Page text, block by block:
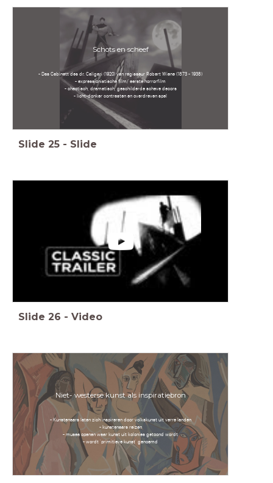
Schots en scheef
- Das Cabinett des dr. Caligari (1920) van regisseur Robert Wiene (1873 - 1938)
- expressionistische film/ eerste horrorfilm
- chaotisch, dramatisch, geschilderde scheve decors
- licht-donker contrasten en overdreven spel
Slide 25 - Slide
Slide 26 - Video
Niet- westerse kunst als inspiratiebron
- Kunstenaars laten zich inspireren door volkskunst uit verre landen
- kunstenaars reizen
- musea openen waar kunst uit kolonies getoond wordt
- wordt 'primitieve kunst' genoemd